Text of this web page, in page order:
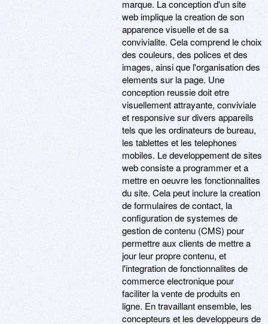
marque. La conception d'un site
web implique la creation de son
apparence visuelle et de sa
convivialite. Cela comprend le choix
des couleurs, des polices et des
images, ainsi que l'organisation des
elements sur la page. Une
conception reussie doit etre
visuellement attrayante, conviviale
et responsive sur divers appareils
tels que les ordinateurs de bureau,
les tablettes et les telephones
mobiles. Le developpement de sites
web consiste a programmer et a
mettre en oeuvre les fonctionnalites
du site. Cela peut inclure la creation
de formulaires de contact, la
configuration de systemes de
gestion de contenu (CMS) pour
permettre aux clients de mettre a
jour leur propre contenu, et
l'integration de fonctionnalites de
commerce electronique pour
faciliter la vente de produits en
ligne. En travaillant ensemble, les
concepteurs et les developpeurs de